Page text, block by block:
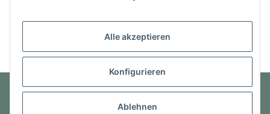
Alle akzeptieren
Konfigurieren
Ablehnen